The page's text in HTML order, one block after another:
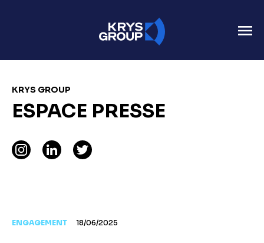
KRYS GROUP
ESPACE PRESSE
ENGAGEMENT 18/06/2025